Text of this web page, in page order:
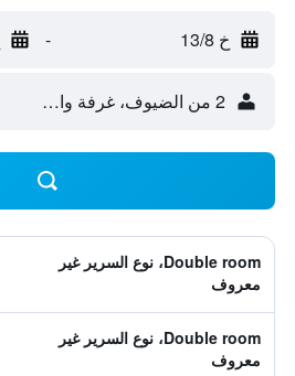
خ 13/8 -
2 من الضيوف، غرفة واحدة
Double room، نوع السرير غير
معروف
Double room، نوع السرير غير
معروف